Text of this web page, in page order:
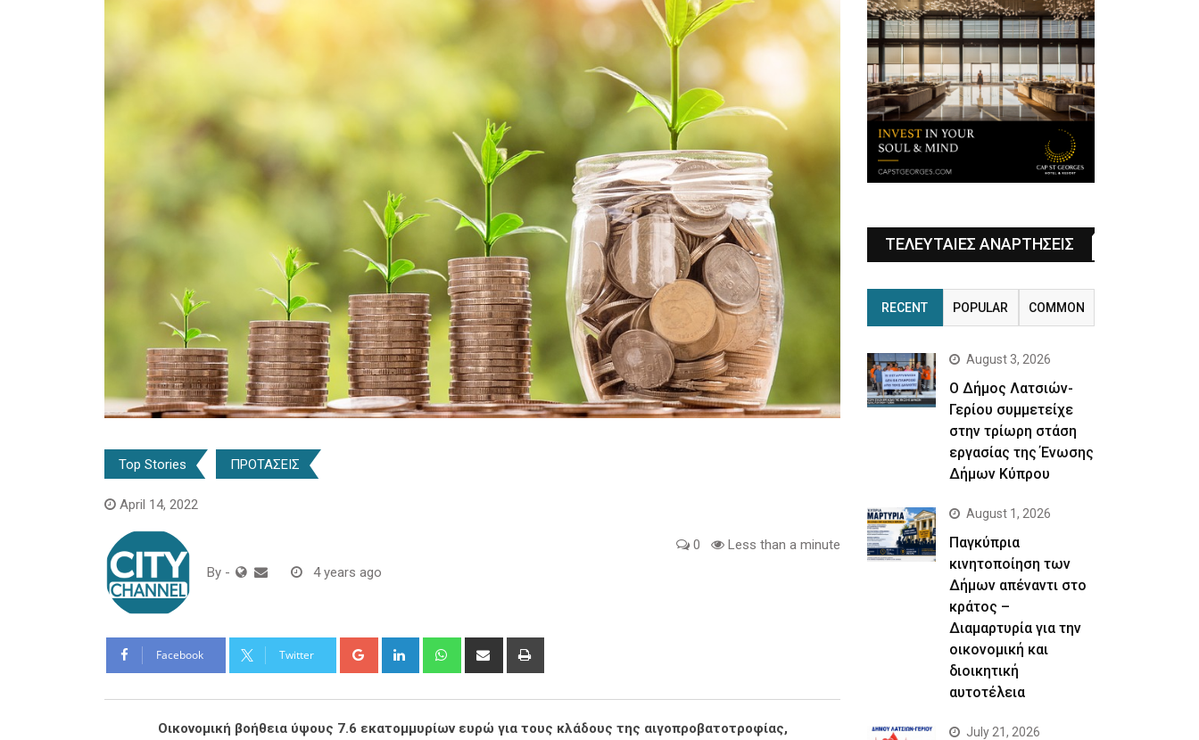
Top Stories ΠΡΟΤΑΣΕΙΣ
April 14, 2022
By - 4 years ago
0 Less than a minute
Facebook Twitter Google+ LinkedIn WhatsappShare
Οικονομική βοήθεια ύψους 7.6 εκατομμυρίων ευρώ για τους κλάδους της αιγοπροβατοτροφίας,
ΤΕΛΕΥΤΑΙΕΣ ΑΝΑΡΤΗΣΕΙΣ
RECENT POPULAR COMMON
August 3, 2026
Ο Δήμος Λατσιών-
Γερίου συμμετείχε
στην τρίωρη στάση
εργασίας της Ένωσης
Δήμων Κύπρου
August 1, 2026
Παγκύπρια
κινητοποίηση των
Δήμων απέναντι στο
κράτος –
Διαμαρτυρία για την
οικονομική και
διοικητική
αυτοτέλεια
July 21, 2026